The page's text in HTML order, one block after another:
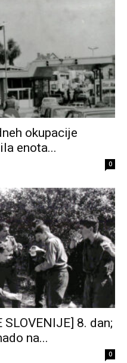
okupacije
enota...
0
8. dan;
na...
0